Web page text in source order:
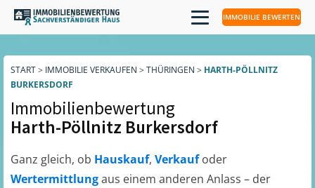
IMMOBILIE BEWERTEN
START> IMMOBILIE VERKAUFEN > THÜRINGEN > HARTH-PÖLLNITZ
BURKERSDORF
Immobilienbewertung
Harth-Pöllnitz Burkersdorf
Ganz gleich, ob Hauskauf, Verkaufoder
Wertermittlungaus einem anderen Anlass – der